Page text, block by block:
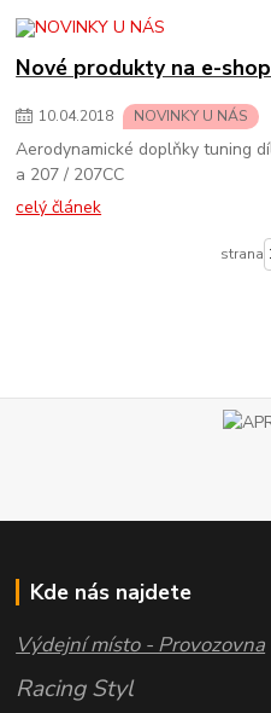
Nové produkty na e-
10.04.2018 NOVINKY U NÁS
Aerodynamické doplňky tuning
a 207 / 207CC
celý článek
strana
Kde nás najdete
Výdejní místo - Provozovna
Racing Styl